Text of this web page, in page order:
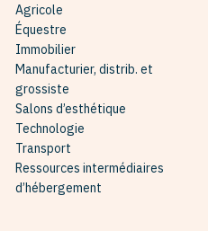
Agricole
Équestre
Immobilier
Manufacturier, distrib. et
grossiste
Salons d’esthétique
Technologie
Transport
Ressources intermédiaires
d’hébergement